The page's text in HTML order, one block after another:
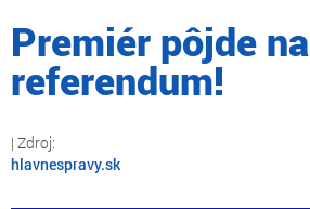
Premiér pôjde na
referendum!
hlavnespravy.sk